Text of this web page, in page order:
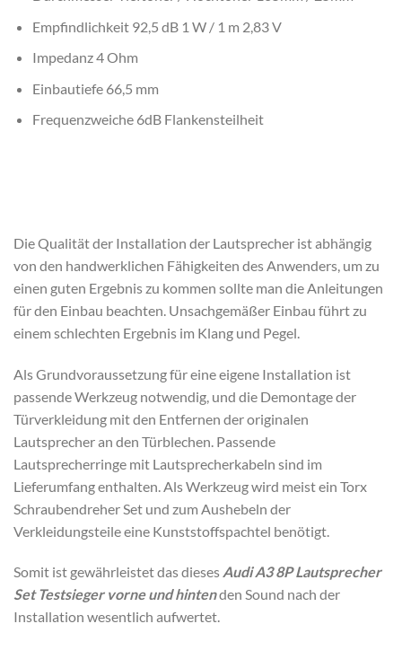
Empfindlichkeit 92,5 dB 1 W / 1 m 2,83 V
Impedanz 4 Ohm
Einbautiefe 66,5 mm
Frequenzweiche 6dB Flankensteilheit
Die Qualität der Installation der Lautsprecher ist abhängig
von den handwerklichen Fähigkeiten des Anwenders, um zu
einen guten Ergebnis zu kommen sollte man die Anleitungen
für den Einbau beachten. Unsachgemäßer Einbau führt zu
einem schlechten Ergebnis im Klang und Pegel.
Als Grundvoraussetzung für eine eigene Installation ist
passende Werkzeug notwendig, und die Demontage der
Türverkleidung mit den Entfernen der originalen
Lautsprecher an den Türblechen. Passende
Lautsprecherringe mit Lautsprecherkabeln sind im
Lieferumfang enthalten. Als Werkzeug wird meist ein Torx
Schraubendreher Set und zum Aushebeln der
Verkleidungsteile eine Kunststoffspachtel benötigt.
Somit ist gewährleistet das dieses Audi A3 8P Lautsprecher
Set Testsieger vorne und hintenden Sound nach der
Installation wesentlich aufwertet.